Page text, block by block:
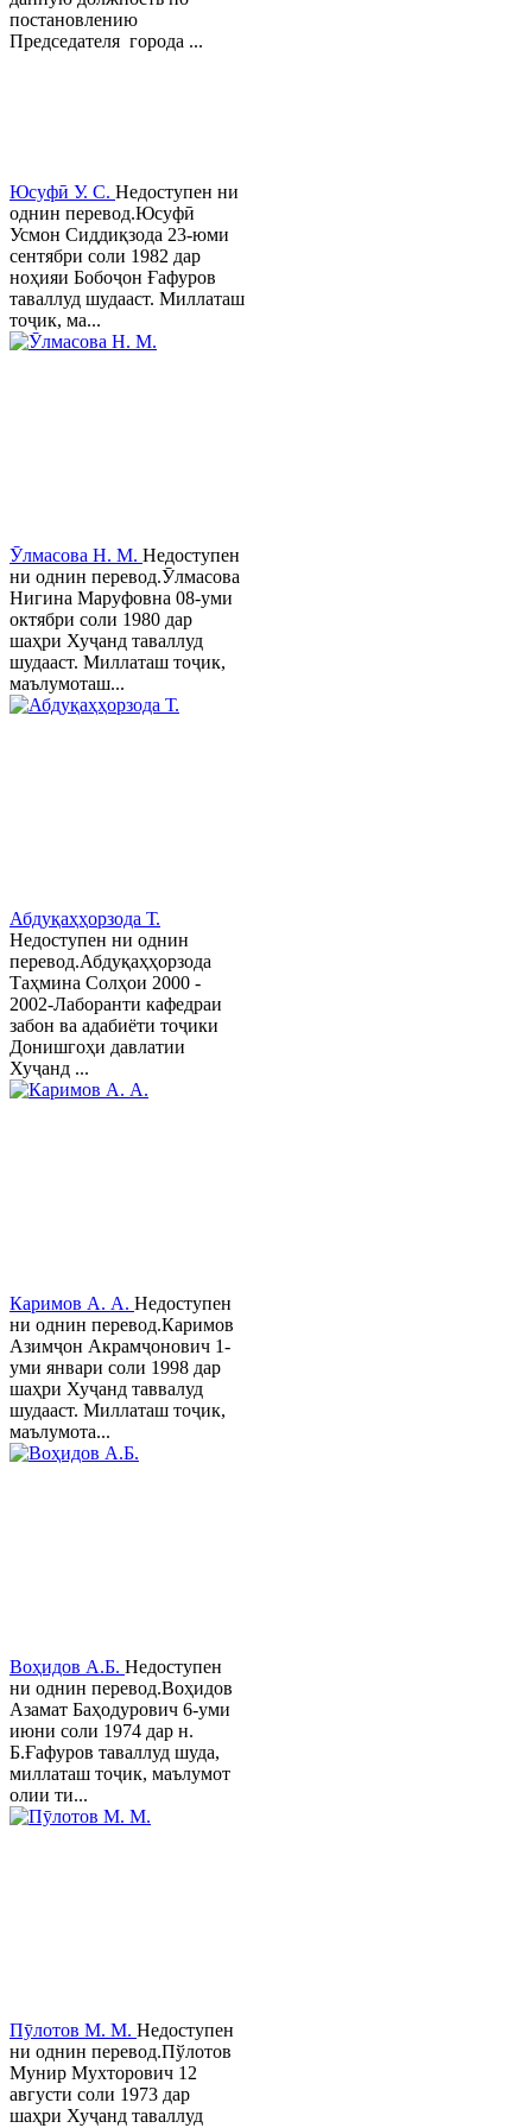
постановлению
Председателя города ...
Юсуфӣ У. C. Недоступен ни
однин перевод.Юсуфӣ
Усмон Сиддиқзода 23-юми
сентябри соли 1982 дар
ноҳияи Бобоҷон Ғафуров
таваллуд шудааст. Миллаташ
тоҷик, ма...
Ӯлмасова Н. М. Недоступен
ни однин перевод.Ӯлмасова
Нигина Маруфовна 08-уми
октябри соли 1980 дар
шаҳри Хуҷанд таваллуд
шудааст. Миллаташ тоҷик,
маълумоташ...
Абдуқаҳҳорзода Т.
Недоступен ни однин
перевод.Абдуқаҳҳорзода
Таҳмина Солҳои 2000 -
2002-Лаборанти кафедраи
забон ва адабиёти тоҷики
Донишгоҳи давлатии
Хуҷанд ...
Каримов А. А. Недоступен
ни однин перевод.Каримов
Азимҷон Акрамҷонович 1-
уми январи соли 1998 дар
шаҳри Хуҷанд таввалуд
шудааст. Миллаташ тоҷик,
маълумота...
Воҳидов А.Б. Недоступен
ни однин перевод.Воҳидов
Азамат Баҳодурович 6-уми
июни соли 1974 дар н.
Б.Ғафуров таваллуд шуда,
миллаташ тоҷик, маълумот
олии ти...
Пӯлотов М. М. Недоступен
ни однин перевод.Пўлотов
Мунир Мухторович 12
августи соли 1973 дар
шаҳри Хуҷанд таваллуд